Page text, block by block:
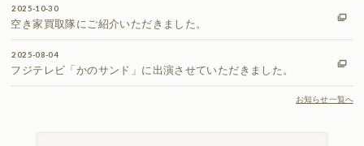
2025-10-30
空き家買取隊にご紹介いただきました。
2025-08-04
フジテレビ「かのサンド」に出演させていただきました。
お知らせ一覧へ